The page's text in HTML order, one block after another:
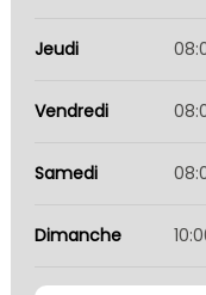
Jeudi
Vendredi
Samedi
Dimanche